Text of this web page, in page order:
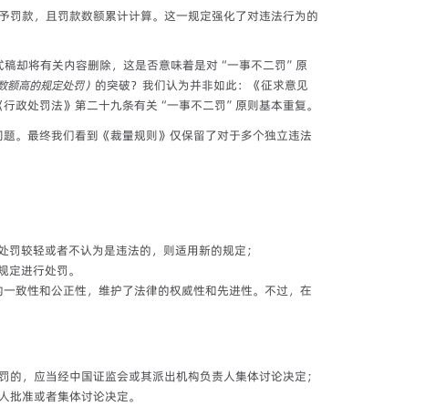
款，且罚款数额累计计算。这一规定强化了对违法行为的
却将有关内容删除，这是否意味着是对“一事不二罚”原
高的规定处罚） 的突破？我们认为并非如此：《征求意见
政处罚法》第二十九条有关“一事不二罚”原则基本重复。
。最终我们看到《裁量规则》仅保留了对于多个独立违法
较轻或者不认为是违法的，则适用新的规定；
进行处罚。
致性和公正性，维护了法律的权威性和先进性。不过，在
，应当经中国证监会或其派出机构负责人集体讨论决定；
准或者集体讨论决定。